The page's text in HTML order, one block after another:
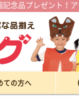
念品プレゼント！
ての方へ